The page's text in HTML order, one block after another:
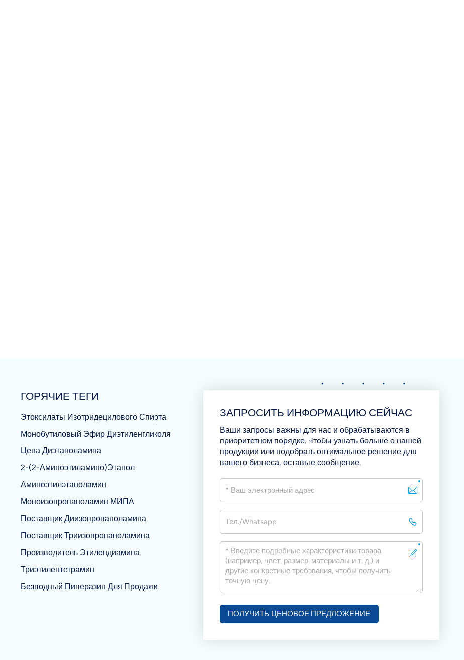
ГОРЯЧИЕ ТЕГИ
Этоксилаты Изотридецилового Спирта
Монобутиловый Эфир Диэтиленгликоля
Цена Диэтаноламина
2-(2-Аминоэтиламино)этанол
Аминоэтилэтаноламин
Моноизопропаноламин МИПА
Поставщик Диизопропаноламина
Поставщик Триизопропаноламина
Производитель Этилендиамина
Триэтилентетрамин
Безводный Пиперазин Для Продажи
ЗАПРОСИТЬ ИНФОРМАЦИЮ СЕЙЧАС
Ваши запросы важны для нас и обрабатываются в
приоритетном порядке. Чтобы узнать больше о нашей
продукции или подобрать оптимальное решение для
вашего бизнеса, оставьте сообщение.
ПОЛУЧИТЬ ЦЕНОВОЕ ПРЕДЛОЖЕНИЕ